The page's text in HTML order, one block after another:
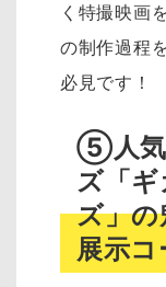
く特撮映画
の制作過程
必見です！
⑤人気
ズ「
ズ」
展示コ